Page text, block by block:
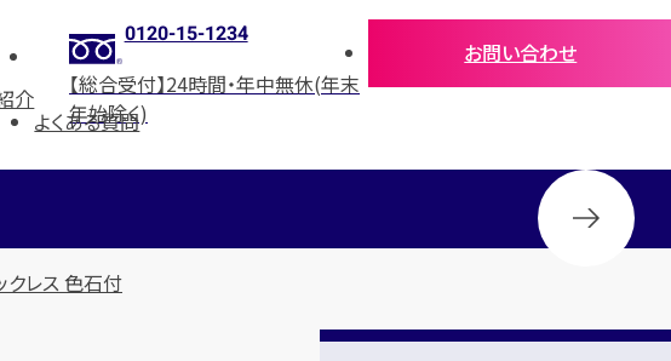
0120-15-1234
【総合受付】24時間・年中無休(年末
年始除く)
お問い合わせ
介
よくある質問
クレス 色石付